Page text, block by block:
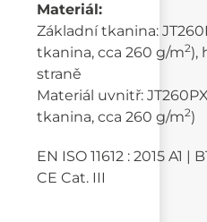
Materiál:
Základní tkanina:
tkanina, cca 260 g/m2),
straně
Materiál uvnitř:
tkanina, cca 260 g/m2)
EN ISO 11612 : 2015 A1 |
CE Cat. III